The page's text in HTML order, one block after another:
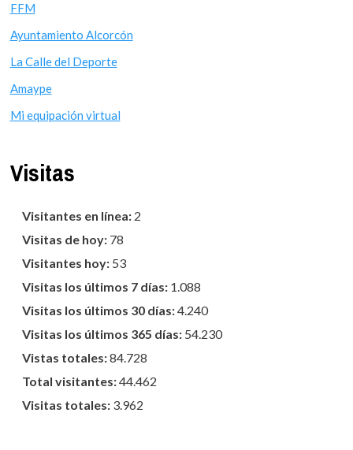
FFM
Ayuntamiento Alcorcón
La Calle del Deporte
Amaype
Mi equipación virtual
Visitas
Visitantes en línea: 2
Visitas de hoy: 78
Visitantes hoy: 53
Visitas los últimos 7 días: 1.088
Visitas los últimos 30 días:4.240
Visitas los últimos 365 días: 54.230
Vistas totales:84.728
Total visitantes:44.462
Visitas totales: 3.962